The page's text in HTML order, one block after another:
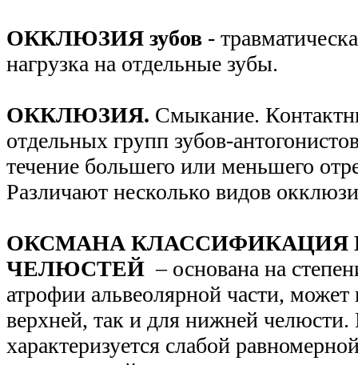
ОККЛЮЗИЯ зубов -
нагрузка на отдельные зубы.
ОККЛЮЗИЯ. Смыкание.
отдельных групп зубов-
течение большего или меньшего
Различают несколько видов
ОКСМАНА КЛАССИФИКАЦИЯ
ЧЕЛЮСТЕЙ – основана на
атрофии альвеолярной части, может
верхней, так и для нижней
характеризуется слабой